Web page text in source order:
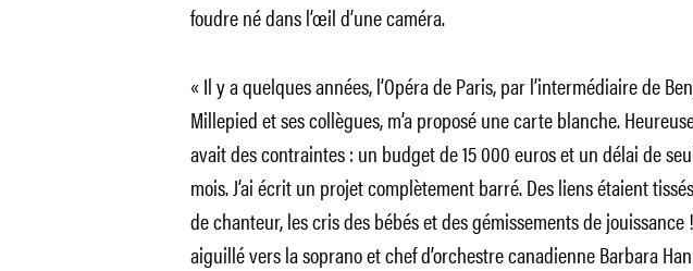
foudre né dans l’œil d’une caméra.
« Il y a quelques années, l’Opéra de Paris, par l’intermédiaire de
Millepied et ses collègues, m’a proposé une carte blanche.
avait des contraintes : un budget de 15 000 euros et un délai de
mois. J’ai écrit un projet complètement barré. Des liens étaient
de chanteur, les cris des bébés et des gémissements de jouissance !
aiguillé vers la soprano et chef d’orchestre canadienne Barbara